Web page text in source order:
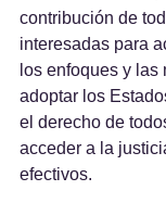
contribución de
interesadas para
los enfoques y
adoptar los
el derecho de
acceder a la
efectivos.